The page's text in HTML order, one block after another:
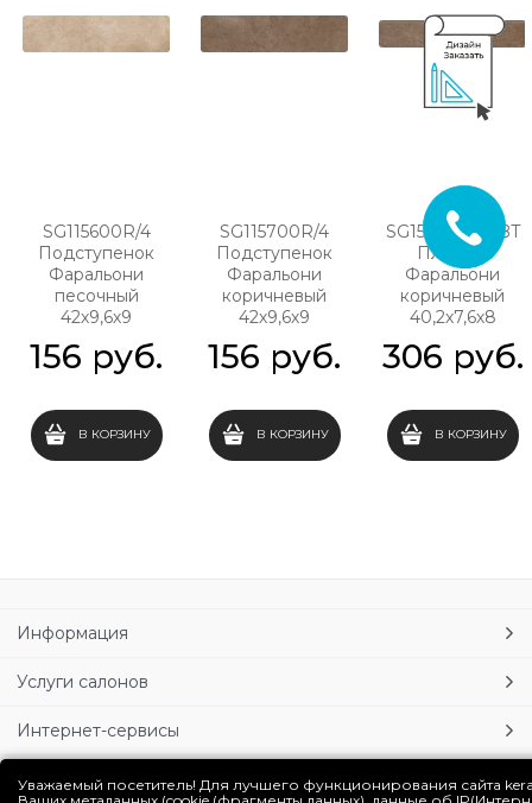
SG115600R/4
Подступенок
Фаральони
песочный
42х9,6х9
156 руб.
В КОРЗИНУ
SG115700R/4
Подступенок
Фаральони
коричневый
42х9,6х9
156 руб.
В КОРЗИНУ
SG158200R/5BT
Плинтус
Фаральони
коричневый
40,2х7,6х8
306 руб.
В КОРЗИНУ
Информация
Услуги салонов
Интернет-сервисы
Личный кабинет
Уважаемый посетитель! Для лучшего функционирования сайта